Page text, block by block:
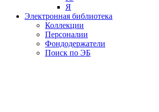
Я
Электронная библиотека
Коллекции
Персоналии
Фондодержатели
Поиск по ЭБ